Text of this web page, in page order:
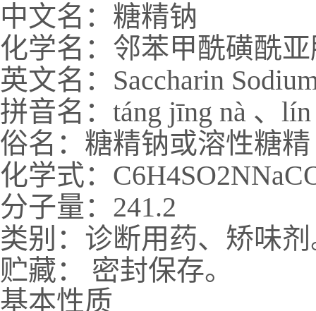
中文名：糖精钠
化学名：邻苯甲酰磺酰
英文名：Saccharin
拼音名：táng jīng nà 、lín
俗名：糖精钠或溶性糖精
化学式：
分子量：241.2
类别：诊断用药、矫味
贮藏： 密封保存。
基本性质